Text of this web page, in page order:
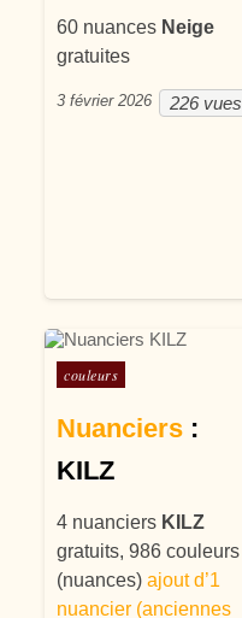
60 nuances Neige
gratuites
226 vues
3 février 2026
Posté dans
couleurs
Nuanciers :
KILZ
4 nuanciers KILZ
gratuits, 986 couleurs
(nuances)ajout d’1
nuancier (anciennes